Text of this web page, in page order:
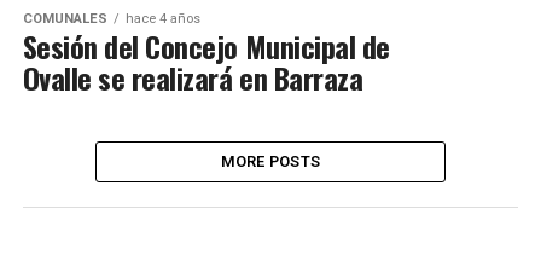
COMUNALES hace 4 años
Sesión del Concejo Municipal de
Ovalle se realizará en Barraza
MORE POSTS